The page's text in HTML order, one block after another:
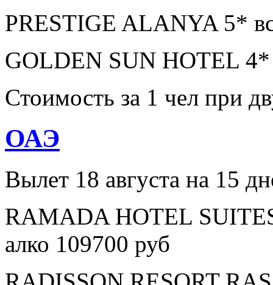
PRESTIGE ALANYA 5*
GOLDEN SUN HOTEL 4*
Стоимость за 1 чел при
ОАЭ
Вылет 18 августа на 15
RAMADA HOTEL
алко 109700 руб